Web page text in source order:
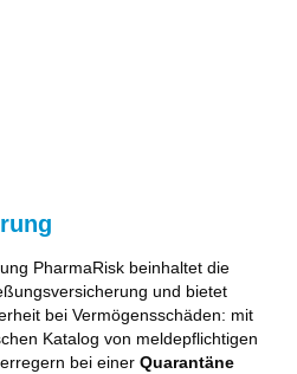
PharmaRisk beinhaltet die
und bietet
bei Vermögensschäden: mit
Katalog von meldepflichtigen
bei einerQuarantäne